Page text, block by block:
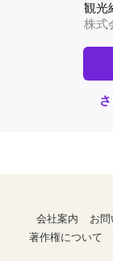
会社案内
お
著作権について